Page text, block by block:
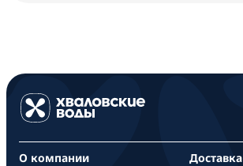
О компании Доставка